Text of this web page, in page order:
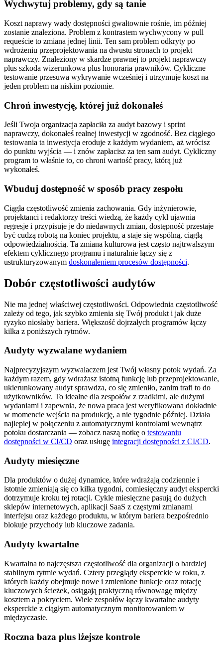
Wychwytuj problemy, gdy są tanie
Koszt naprawy wady dostępności gwałtownie rośnie, im później
zostanie znaleziona. Problem z kontrastem wychwycony w pull
requeście to zmiana jednej linii. Ten sam problem odkryty po
wdrożeniu przeprojektowania na dwustu stronach to projekt
naprawczy. Znaleziony w skardze prawnej to projekt naprawczy
plus szkoda wizerunkowa plus honoraria prawników. Cykliczne
testowanie przesuwa wykrywanie wcześniej i utrzymuje koszt na
jeden problem na niskim poziomie.
Chroń inwestycję, której już dokonałeś
Jeśli Twoja organizacja zapłaciła za audyt bazowy i sprint
naprawczy, dokonałeś realnej inwestycji w zgodność. Bez ciągłego
testowania ta inwestycja eroduje z każdym wydaniem, aż wrócisz
do punktu wyjścia — i znów zapłacisz za ten sam audyt. Cykliczny
program to właśnie to, co chroni wartość pracy, którą już
wykonałeś.
Wbuduj dostępność w sposób pracy zespołu
Ciągła częstotliwość zmienia zachowania. Gdy inżynierowie,
projektanci i redaktorzy treści wiedzą, że każdy cykl ujawnia
regresje i przypisuje je do niedawnych zmian, dostępność przestaje
być cudzą robotą na koniec projektu, a staje się wspólną, ciągłą
odpowiedzialnością. Ta zmiana kulturowa jest często najtrwalszym
efektem cyklicznego programu i naturalnie łączy się z
ustrukturyzowanym doskonaleniem procesów dostępności.
Dobór częstotliwości audytów
Nie ma jednej właściwej częstotliwości. Odpowiednia częstotliwość
zależy od tego, jak szybko zmienia się Twój produkt i jak duże
ryzyko niosłaby bariera. Większość dojrzałych programów łączy
kilka z poniższych rytmów.
Audyty wyzwalane wydaniem
Najprecyzyjszym wyzwalaczem jest Twój własny potok wydań. Za
każdym razem, gdy wdrażasz istotną funkcję lub przeprojektowanie,
ukierunkowany audyt sprawdza, co się zmieniło, zanim trafi to do
użytkowników. To idealne dla zespołów z rzadkimi, ale dużymi
wydaniami i zapewnia, że nowa praca jest weryfikowana dokładnie
w momencie wejścia na produkcję, a nie tygodnie później. Działa
najlepiej w połączeniu z automatycznymi kontrolami wewnątrz
potoku dostarczania — zobacz naszą notkę o testowaniu
dostępności w CI/CD oraz usługę integracji dostępności z CI/CD.
Audyty miesięczne
Dla produktów o dużej dynamice, które wdrażają codziennie i
istotnie zmieniają się co kilka tygodni, comiesięczny audyt ekspercki
dotrzymuje kroku tej rotacji. Cykle miesięczne pasują do dużych
sklepów internetowych, aplikacji SaaS z częstymi zmianami
interfejsu oraz każdego produktu, w którym bariera bezpośrednio
blokuje przychody lub kluczowe zadania.
Audyty kwartalne
Kwartalna to najczęstsza częstotliwość dla organizacji o bardziej
stabilnym rytmie wydań. Cztery przeglądy eksperckie w roku, z
których każdy obejmuje nowe i zmienione funkcje oraz rotację
kluczowych ścieżek, osiągają praktyczną równowagę między
kosztem a pokryciem. Wiele zespołów łączy kwartalne audyty
eksperckie z ciągłym automatycznym monitorowaniem w
międzyczasie.
Roczna baza plus lżejsze kontrole